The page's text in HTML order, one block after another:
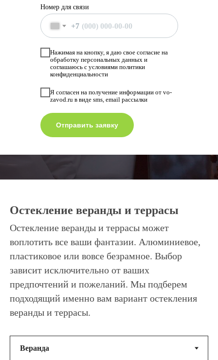
Номер для связи
+7
Нажимая на кнопку, я даю свое согласие на
обработку персональных данных и
соглашаюсь с условиями политики
конфиденциальности
Я согласен на получение информации от vo-
zavod.ru в виде sms, email рассылки
Отправить заявку
Остекление веранды и террасы
Остекление веранды и террасы может
воплотить все ваши фантазии. Алюминиевое,
пластиковое или вовсе безрамное. Выбор
зависит исключительно от ваших
предпочтений и пожеланий. Мы подберем
подходящий именно вам вариант остекления
веранды и террасы.